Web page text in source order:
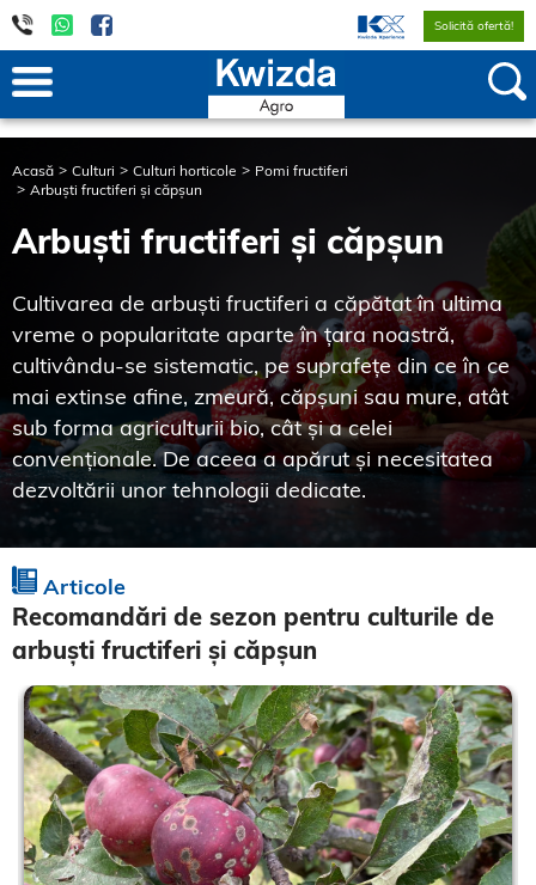
Solicită ofertă!
Acasă Culturi Culturi horticole
Pomi fructiferi
Arbuști fructiferi și căpșun
Arbuști fructiferi și căpșun
Cultivarea de arbuști fructiferi a căpătat în ultima
vreme o popularitate aparte în țara noastră,
cultivându-se sistematic, pe suprafețe din ce în ce
mai extinse afine, zmeură, căpșuni sau mure, atât
sub forma agriculturii bio, cât și a celei
convenționale. De aceea a apărut și necesitatea
dezvoltării unor tehnologii dedicate.
Articole
Recomandări de sezon pentru culturile de
arbuști fructiferi și căpșun